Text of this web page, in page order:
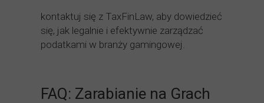
kontaktuj się z TaxFinLaw, aby dowiedzieć
się, jak legalnie i efektywnie zarządzać
podatkami w branży gamingowej.
FAQ: Zarabianie na Grach